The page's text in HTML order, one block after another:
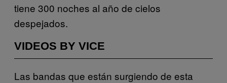
tiene 300 noches al año de cielos
despejados.
VIDEOS BY VICE
Las bandas que están surgiendo de esta